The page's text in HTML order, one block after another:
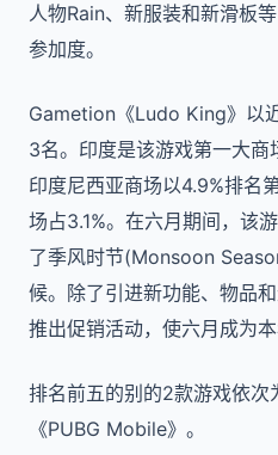
人物Rain、新服装和新滑板
参加度。
Gametion《Ludo King》以
3名。印度是该游戏第一大商
印度尼西亚商场以4.9%排名
场占3.1%。在六月期间，该
了季风时节(Monsoon
候。除了引进新功能、物品
推出促销活动，使六月成为
排名前五的别的2款游戏依
《PUBG Mobile》。